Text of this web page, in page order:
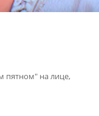
пятном" на лице,